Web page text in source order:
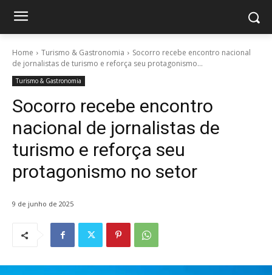
Home Turismo & Gastronomia
Socorro recebe encontro nacional
de jornalistas de turismo e reforça seu protagonismo...
Turismo & Gastronomia
Socorro recebe encontro
nacional de jornalistas de
turismo e reforça seu
protagonismo no setor
9 de junho de 2025